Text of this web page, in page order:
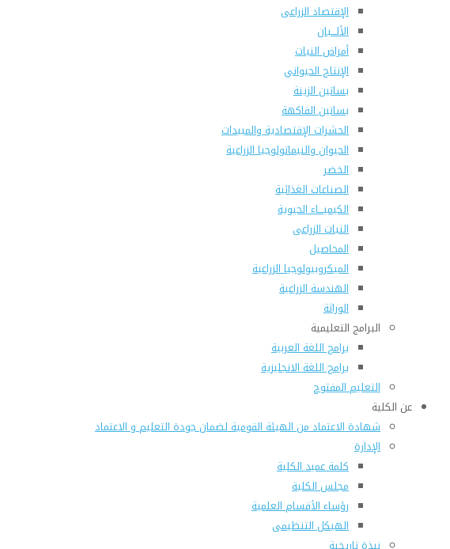
الإقتصاد الزراعى
الألـــبان
أمراض النبات
الإنتاج الحيواني
بساتين الزينة
بساتين الفاكهة
الحشرات الإقتصادية والمبيدات
الحيوان والنيماتولوجيا الزراعية
الخضر
الصناعات الغذائية
الكيميـــاء الحيوية
النبات الزراعى
المحاصيل
الميكروبيولوجيا الزراعية
الهندسة الزراعية
الوراثة
البرامج التعليمية
برامج اللغة العربية
برامج اللغة الانجليزية
التعليم المفتوح
عن الكلية
شهادة الاعتماد من الهيئة القومية لضمان جودة التعليم و الاعتماد
الإدارة
كلمة عميد الكلية
مجلس الكلية
رؤساء الأقسام العلمية
الهيكل التنظيمى